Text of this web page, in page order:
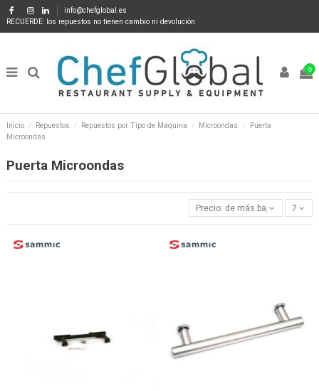
info@chefglobal.es
RECUERDE: los repuestos no tienen cambio ni devolución
0
Inicio Repuestos Repuestos por Tipo de Máquina Microondas
Puerta
Microondas
Puerta Microondas
Precio: de más bajo a más alto
7